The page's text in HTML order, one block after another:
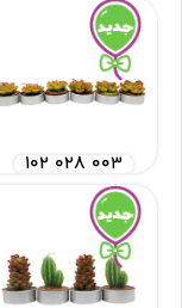
۱۰۲ ۰۲۸ ۰۰۳